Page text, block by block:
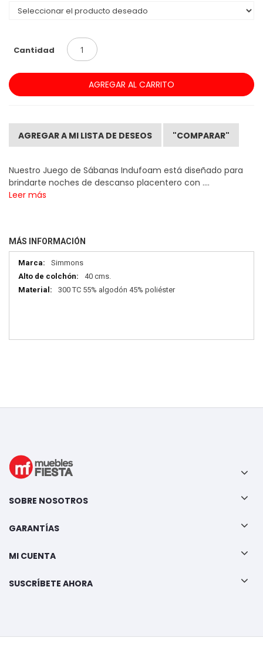
Cantidad
AGREGAR AL CARRITO
AGREGAR A MI LISTA DE DESEOS "COMPARAR"
Nuestro Juego de Sábanas Indufoam está diseñado para
brindarte noches de descanso placentero con ....
Leer más
MÁS INFORMACIÓN
Más
información
Simmons
40 cms.
300 TC 55% algodón 45% poliéster
SOBRE NOSOTROS
GARANTÍAS
MI CUENTA
SUSCRÍBETE AHORA